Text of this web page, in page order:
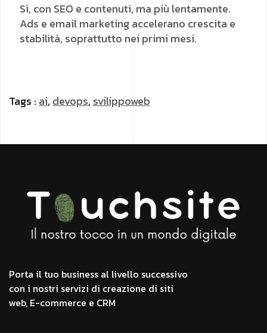
Sì, con SEO e contenuti, ma più lentamente.
Ads e email marketing accelerano crescita e
stabilità, soprattutto nei primi mesi.
Tags : ai, devops, svilippoweb
Porta il tuo business al livello successivo
con i nostri servizi di creazione di siti
web, E-commerce e CRM